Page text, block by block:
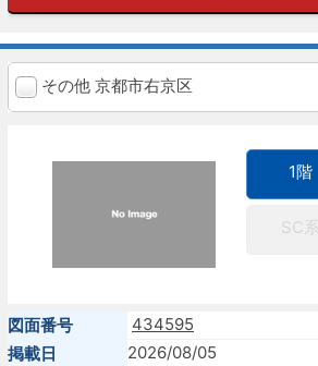
その他 京都市右京区
1階
SC系
図面番号
434595
掲載日
2026/08/05